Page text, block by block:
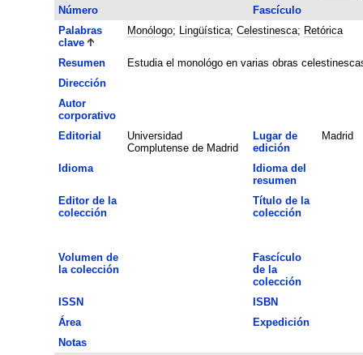
Número
Fascículo
Palabras
clave
Monólogo; Lingüística; Celestinesca; Retórica
Resumen
Estudia el monológo en varias obras
Dirección
Autor
corporativo
Editorial
Universidad
Complutense de Madrid
Lugar de
edición
Madrid
Idioma
Idioma del
resumen
Editor de la
colección
Título de la
colección
Volumen de
la colección
Fascículo
de la
colección
ISSN
ISBN
Área
Expedición
Notas